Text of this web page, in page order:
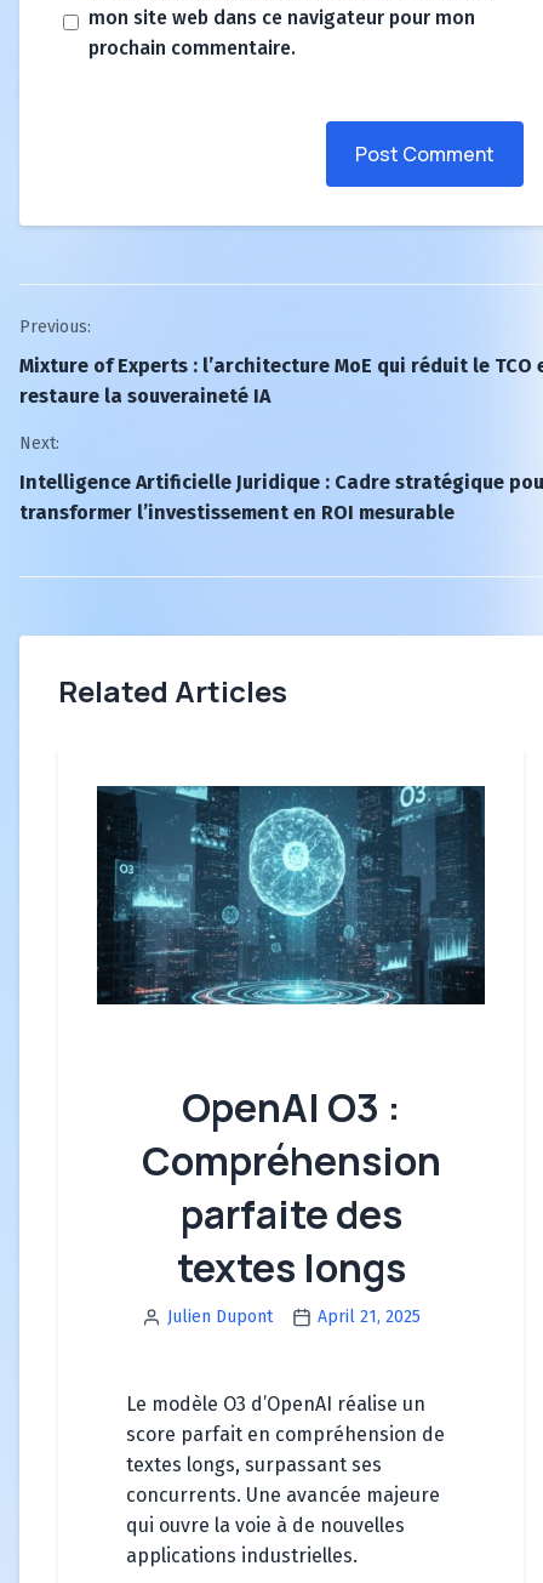
mon site web dans ce navigateur pour mon
prochain commentaire.
Post Comment
Post
navigation
Previous:
Mixture of Experts : l’architecture MoE qui réduit le TCO
restaure la souveraineté IA
Next:
Intelligence Artificielle Juridique : Cadre stratégique
transformer l’investissement en ROI mesurable
Related Articles
OpenAI O3 :
Compréhension
parfaite des
textes longs
Julien Dupont April 21, 2025
Le modèle O3 d’OpenAI réalise un
score parfait en compréhension de
textes longs, surpassant ses
concurrents. Une avancée majeure
qui ouvre la voie à de nouvelles
applications industrielles.